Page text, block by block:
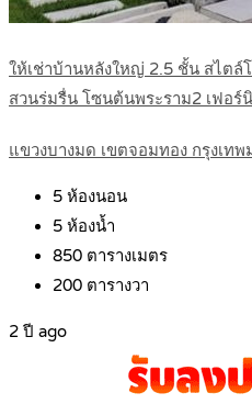
ให้เช่าบ้านหลังใหญ่ 2.5 ชั้น สไตล์
สวนร่มรื่น โซนต้นพระราม2 เฟอร์
แขวงบางมด เขตจอมทอง กรุงเท
5 ห้องนอน
5 ห้องน้ำ
850 ตารางเมตร
200 ตารางวา
2 ปี ago